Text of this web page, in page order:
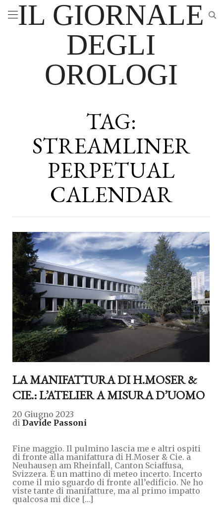
IL GIORNALE
DEGLI
OROLOGI
TAG:
STREAMLINER
PERPETUAL
CALENDAR
LA MANIFATTURA DI H.MOSER &
CIE.: L’ATELIER A MISURA D’UOMO
20 Giugno 2023
di Davide Passoni
Fine maggio. Il pulmino lascia me e altri ospiti
di fronte alla manifattura di H.Moser & Cie. a
Neuhausen am Rheinfall, Canton Sciaffusa,
Svizzera. È un mattino di meteo incerto. Incerto
come il mio sguardo di fronte all’edificio. Ne ho
viste tante di manifatture, ma al primo impatto
qualcosa mi dice […]